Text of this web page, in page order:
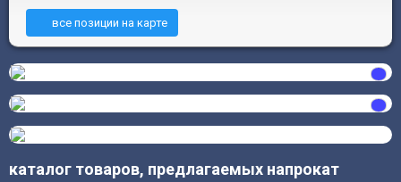
все позиции на карте
каталог товаров, предлагаемых напрокат